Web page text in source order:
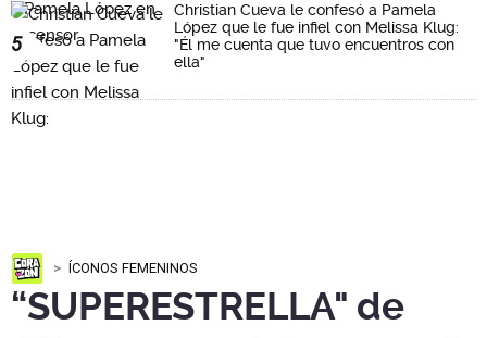
5
Christian Cueva le confesó a Pamela
López que le fue infiel con Melissa Klug:
"Él me cuenta que tuvo encuentros con
ella"
ÍCONOS FEMENINOS
“SUPERESTRELLA" de